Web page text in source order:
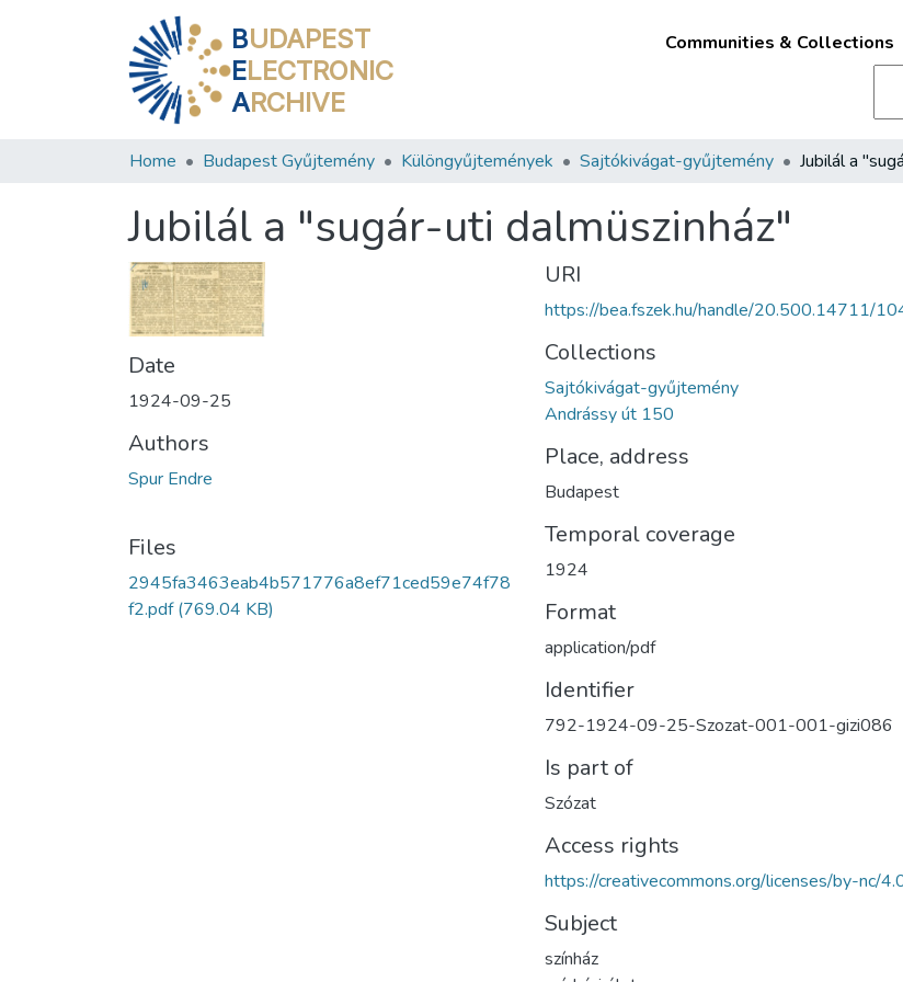
BUDAPEST
ELECTRONIC
ARCHIVE
Communities & Collections
Home Budapest Gyűjtemény Különgyűjtemények Sajtókivágat-gyűjtemény
Jubilál a "sugár-uti dalmüszinház"
Date
1924-09-25
Authors
Spur Endre
Files
2945fa3463eab4b571776a8ef71ced59e74f78
f2.pdf(769.04 KB)
URI
https://bea.fszek.hu/handle/20.500.14711/
Collections
Sajtókivágat-gyűjtemény
Andrássy út 150
Place, address
Budapest
Temporal coverage
1924
Format
application/pdf
Identifier
792-1924-09-25-Szozat-001-001-gizi086
Is part of
Szózat
Access rights
https://creativecommons.org/licenses/by-nc/
Subject
színház